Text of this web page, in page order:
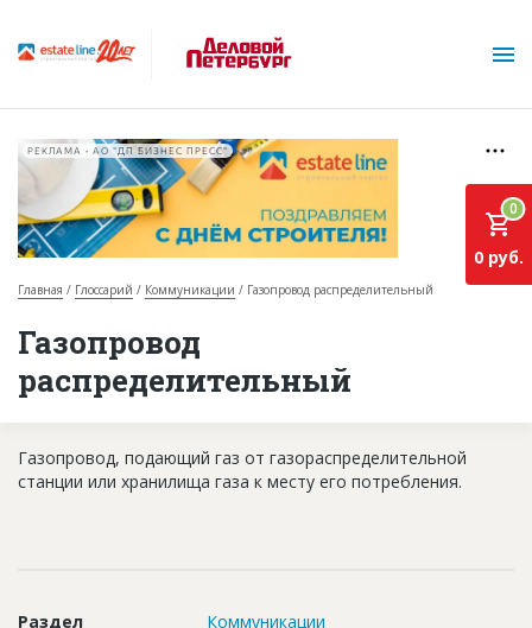
О проекте
Горячие объекты
База строящихся объектов
Инвестпроекты
РЕКЛАМА • АО "ДП БИЗНЕС ПРЕСС"
Главная Глоссарий Коммуникации Газопровод распределительный
Газопровод
распределительный
0
0 руб.
Газопровод, подающий газ от газораспределительной
станции или хранилища газа к месту его потребления.
Раздел Коммуникации